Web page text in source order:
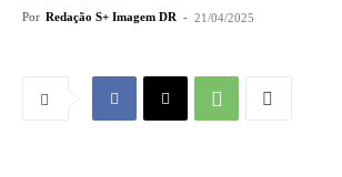
Por Redação S+ Imagem DR - 21/04/2025